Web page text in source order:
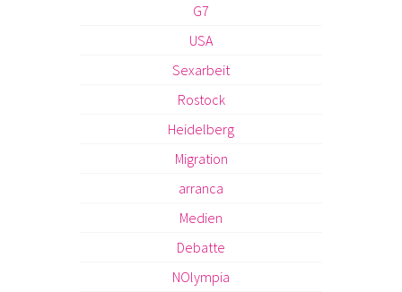
G7
USA
Sexarbeit
Rostock
Heidelberg
Migration
arranca
Medien
Debatte
NOlympia